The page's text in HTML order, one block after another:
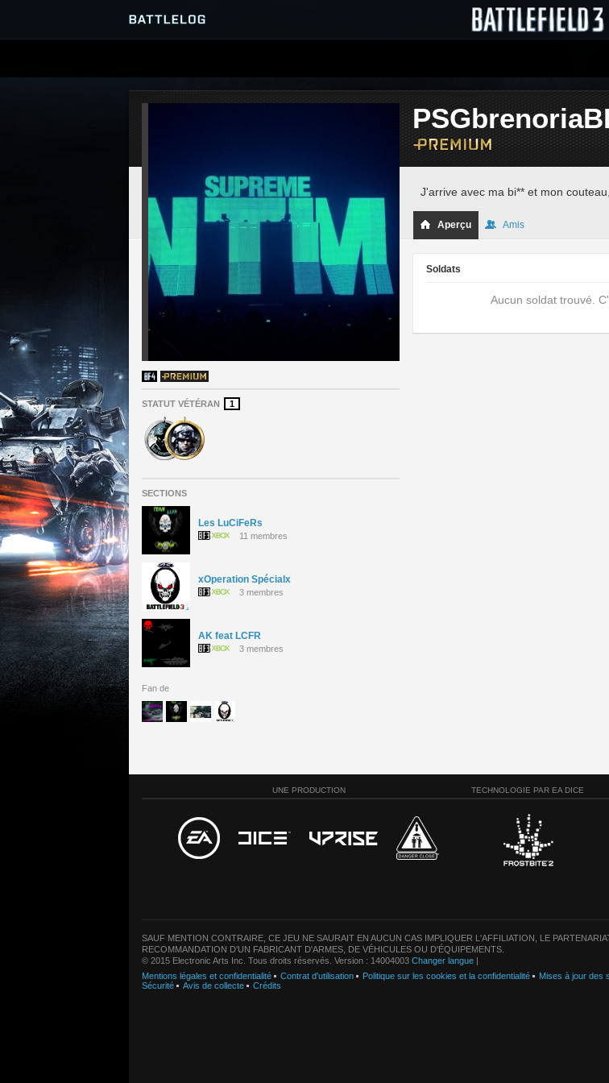
SERVEURS
CLASSEMENTS
STATUT VÉTÉRAN 1
SECTIONS
Les LuCiFeRs
11 membres
xOperation Spécialx
3 membres
AK feat LCFR
3 membres
Fan de
J'arrive avec ma bi** et mon
Aperçu Amis
Soldats
Aucun soldat trouvé.
UNE PRODUCTION TECHNOLOGIE PAR EA DICE
SAUF MENTION CONTRAIRE, CE JEU NE SAURAIT EN AUCUN CAS IMPLIQUER L'AFFILIATION, LE
RECOMMANDATION D'UN FABRICANT D'ARMES, DE VÉHICULES OU D'ÉQUIPEMENTS.
© 2015 Electronic Arts Inc. Tous droits réservés. Version : 14004003 Changer langue |
Mentions légales et confidentialité
Contrat d'utilisation Politique sur les cookies et la confidentialité
Mises à jour des
Sécurité
Avis de collecte Crédits